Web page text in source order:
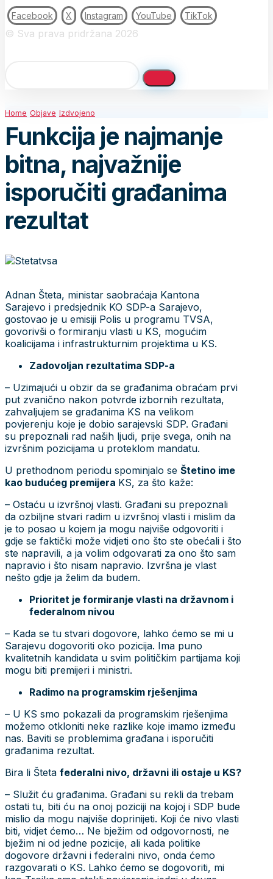
Facebook X Instagram YouTube TikTok
© Sva prava pridržana 2026
Home Objave Izdvojeno
Funkcija je najmanje
bitna, najvažnije
isporučiti građanima
rezultat
Adnan Šteta, ministar saobraćaja Kantona
Sarajevo i predsjednik KO SDP-a Sarajevo,
gostovao je u emisiji Polis u programu TVSA,
govorivši o formiranju vlasti u KS, mogućim
koalicijama i infrastrukturnim projektima u KS.
Zadovoljan rezultatima SDP-a
– Uzimajući u obzir da se građanima obraćam prvi
put zvanično nakon potvrde izbornih rezultata,
zahvaljujem se građanima KS na velikom
povjerenju koje je dobio sarajevski SDP. Građani
su prepoznali rad naših ljudi, prije svega, onih na
izvršnim pozicijama u proteklom mandatu.
U prethodnom periodu spominjalo se Štetino ime
kao budućeg premijera KS, za što kaže:
– Ostaću u izvršnoj vlasti. Građani su prepoznali
da ozbiljne stvari radim u izvršnoj vlasti i mislim da
je to posao u kojem ja mogu najviše odgovoriti i
gdje se faktički može vidjeti ono što ste obećali i što
ste napravili, a ja volim odgovarati za ono što sam
napravio i što nisam napravio. Izvršna je vlast
nešto gdje ja želim da budem.
Prioritet je formiranje vlasti na državnom i
federalnom nivou
– Kada se tu stvari dogovore, lahko ćemo se mi u
Sarajevu dogovoriti oko pozicija. Ima puno
kvalitetnih kandidata u svim političkim partijama koji
mogu biti premijeri i ministri.
Radimo na programskim rješenjima
– U KS smo pokazali da programskim rješenjima
možemo otkloniti neke razlike koje imamo između
nas. Baviti se problemima građana i isporučiti
građanima rezultat.
Bira li Šteta federalni nivo, državni ili ostaje u KS?
– Služit ću građanima. Građani su rekli da trebam
ostati tu, biti ću na onoj poziciji na kojoj i SDP bude
mislio da mogu najviše doprinijeti. Koji će nivo vlasti
biti, vidjet ćemo… Ne bježim od odgovornosti, ne
bježim ni od jedne pozicije, ali kada politike
dogovore državni i federalni nivo, onda ćemo
razgovarati o KS. Lahko ćemo se dogovoriti, mi